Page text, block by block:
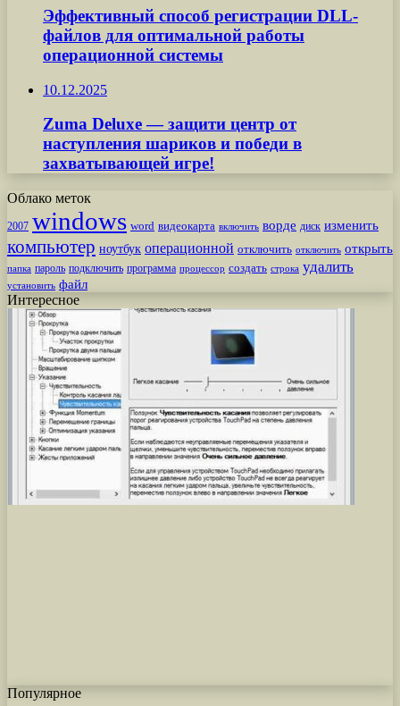
Эффективный способ регистрации DLL-
файлов для оптимальной работы
операционной системы
10.12.2025
Zuma Deluxe — защити центр от
наступления шариков и победи в
захватывающей игре!
Облако меток
2007 windows word видеокарта включить ворде диск изменить
компьютер ноутбук операционной отключить отключить открыть
папка пароль подключить программа процессор создать строка удалить
установить файл
Интересное
Популярное